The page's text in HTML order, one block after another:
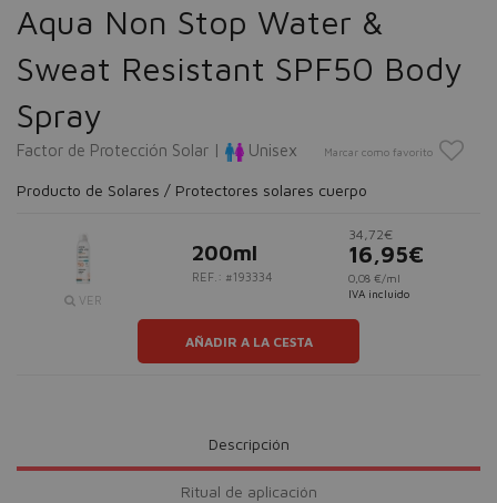
Aqua Non Stop Water &
Sweat Resistant SPF50 Body
Spray
Factor de Protección Solar | Unisex Marcar como favorito
Producto de Solares / Protectores solares cuerpo
VER
200ml
REF.: #193334
34,72€
16,95€
0,08 €/ml
IVA incluido
AÑADIR A LA CESTA
Descripción
Ritual de aplicación